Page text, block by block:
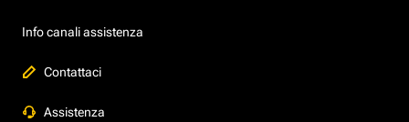
Info canali assistenza
Contattaci
Assistenza